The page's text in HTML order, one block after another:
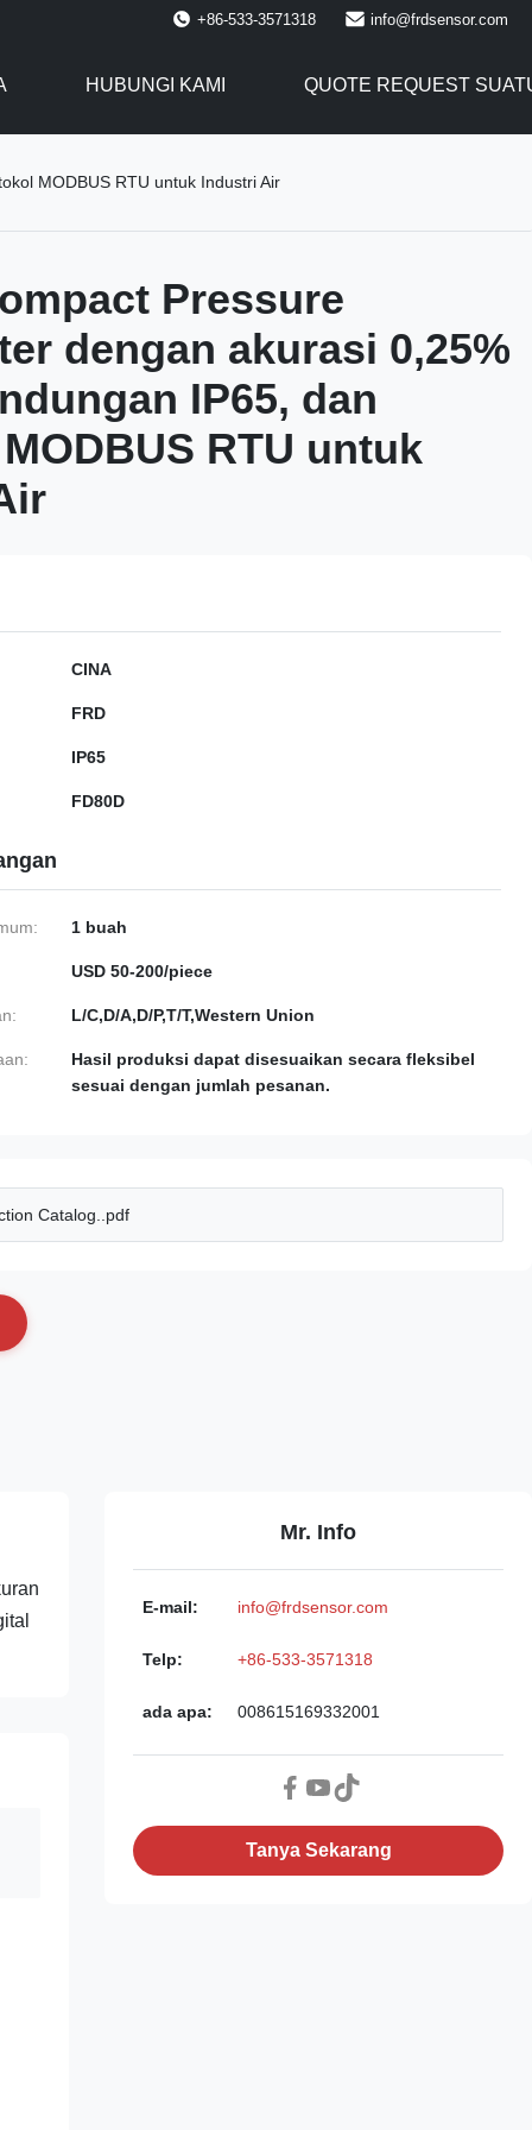
+86-533-3571318 info@frdsensor.com
HUBUNGI KAMI QUOTE REQUEST
MODBUS RTU untuk Industri Air
Pressure
dengan akurasi 0,25%
IP65, dan
RTU untuk
CINA
FRD
IP65
FD80D
1 buah
USD 50-200/piece
L/C,D/A,D/P,T/T,Western Union
Hasil produksi dapat disesuaikan secara fleksibel
sesuai dengan jumlah pesanan.
Catalog..pdf
Mr. Info
E-mail: info@frdsensor.com
Telp: +86-533-3571318
ada apa: 008615169332001
Tanya Sekarang